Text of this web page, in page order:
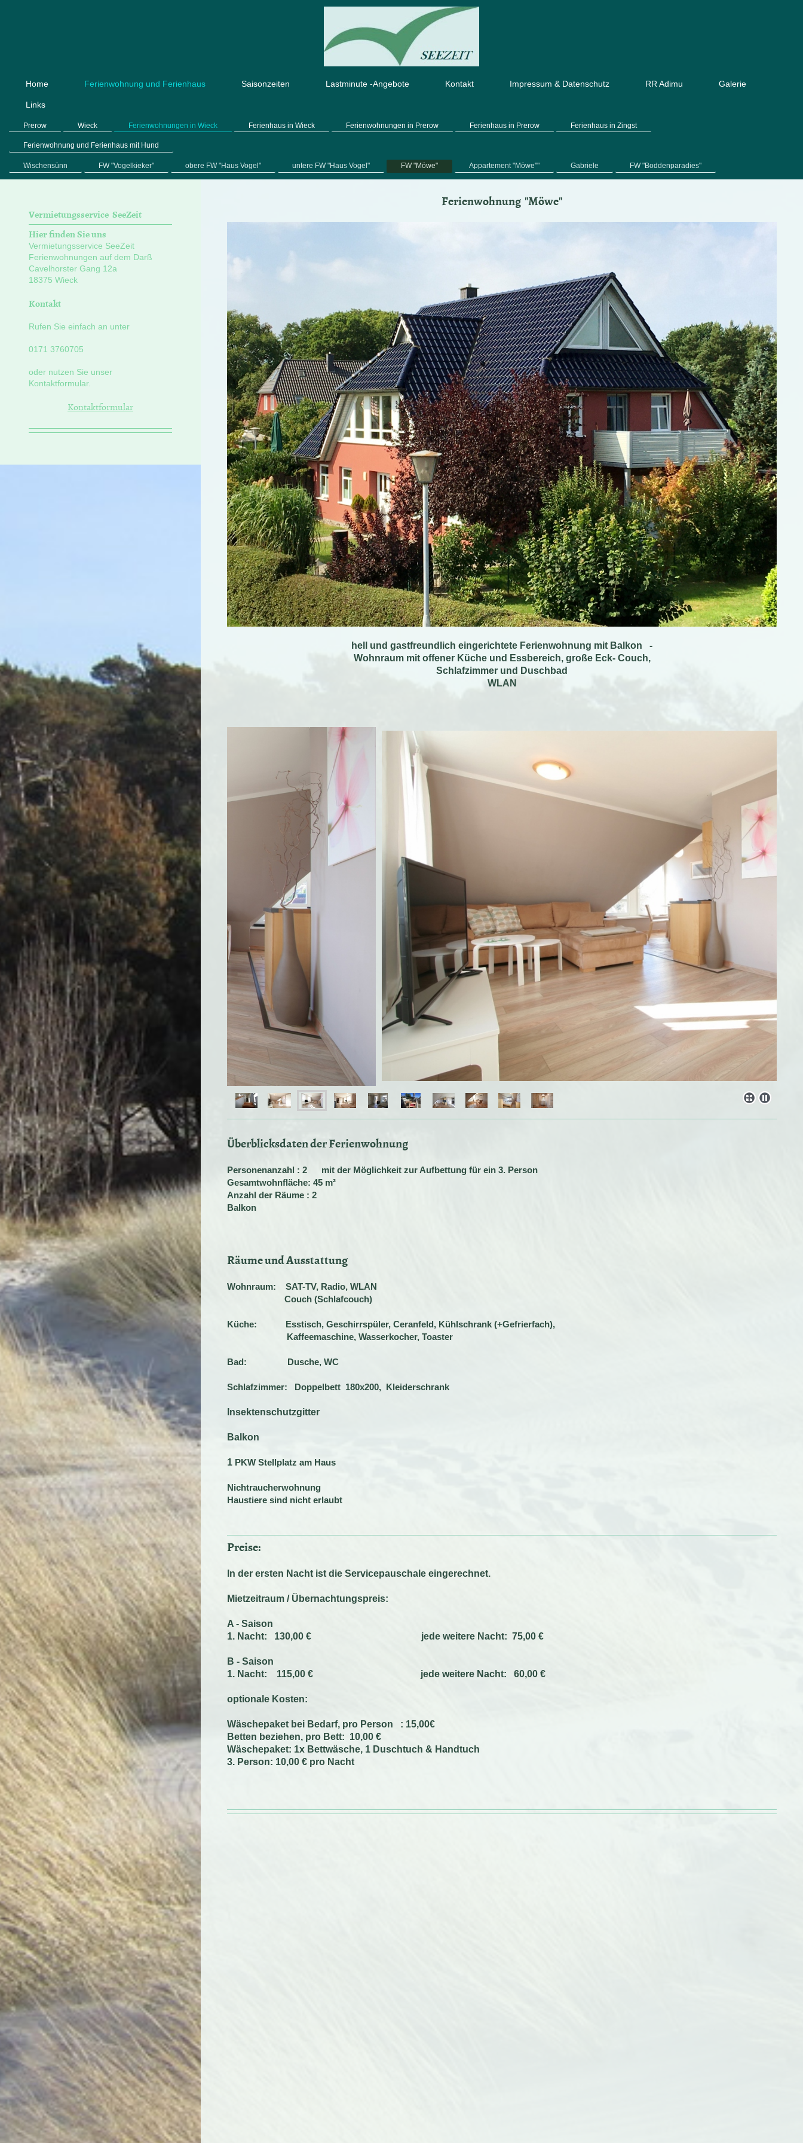
Home Ferienwohnung und Ferienhaus Saisonzeiten Lastminute -Angebote Kontakt Impressum & Datenschutz RR Adimu Galerie
Links
Prerow Wieck Ferienwohnungen in Wieck Ferienhaus in Wieck Ferienwohnungen in Prerow Ferienhaus in Prerow Ferienhaus in Zingst
Ferienwohnung und Ferienhaus mit Hund
Wischensünn FW "Vogelkieker" obere FW "Haus Vogel" untere FW "Haus Vogel" FW "Möwe" Appartement "Möwe"" Gabriele FW "Boddenparadies"
Ferienwohnung "Möwe"
hell und gastfreundlich eingerichtete Ferienwohnung mit Balkon -
Wohnraum mit offener Küche und Essbereich, große Eck- Couch,
Schlafzimmer und Duschbad
WLAN
Überblicksdaten der Ferienwohnung
Personenanzahl : 2 mit der Möglichkeit zur Aufbettung für ein 3. Person
Gesamtwohnfläche: 45 m²
Anzahl der Räume : 2
Balkon
Räume und Ausstattung
Wohnraum: SAT-TV, Radio, WLAN
Couch (Schlafcouch)
Küche: Esstisch, Geschirrspüler, Ceranfeld, Kühlschrank (+Gefrierfach),
Kaffeemaschine, Wasserkocher, Toaster
Bad: Dusche, WC
Schlafzimmer: Doppelbett 180x200, Kleiderschrank
Insektenschutzgitter
Balkon
1 PKW Stellplatz am Haus
Nichtraucherwohnung
Haustiere sind nicht erlaubt
Preise:
n der ersten Nacht ist die Servicepauschale eingerechnet.
Mietzeitraum / Übernachtungspreis:
A - Saison
1. Nacht: 130,00 € jede weitere Nacht: 75,00 €
B - Saison
1. Nacht: 115,00 € jede weitere Nacht: 60,00 €
optionale Kosten:
Wäschepaket bei Bedarf, pro Person : 15,00€
Betten beziehen, pro Bett: 10,00 €
Wäschepaket: 1x Bettwäsche, 1 Duschtuch & Handtuch
3. Person: 10,00 € pro Nacht
Vermietungsservice SeeZeit
Hier finden Sie uns
Vermietungsservice SeeZeit
Ferienwohnungen auf dem Darß
Cavelhorster Gang 12a
18375 Wieck
Kontakt
Rufen Sie einfach an unter
0171 3760705
oder nutzen Sie unser
Kontaktformular.
Kontaktformular